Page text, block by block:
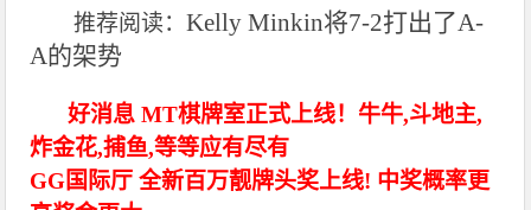
推荐阅读：Kelly Minkin将7-2打出了A-
A的架势
好消息 MT棋牌室正式上线！牛牛,斗地主,
炸金花,捕鱼,等等应有尽有
GG国际厅 全新百万靓牌头奖上线! 中奖概率更